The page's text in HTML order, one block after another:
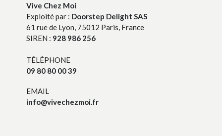
Vive Chez Moi
Exploité par : Doorstep Delight SAS
61 rue de Lyon, 75012 Paris, France
SIREN : 928 986 256
TÉLÉPHONE
09 80 80 00 39
EMAIL
info@vivechezmoi.fr